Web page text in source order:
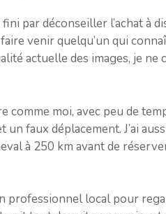
par déconseiller l’achat à
venir quelqu’un qui
actuelle des images, je ne
moi, avec peu de
faux déplacement. J’ai
à 250 km avant de
professionnel local pour